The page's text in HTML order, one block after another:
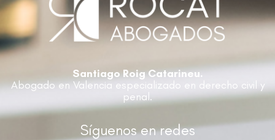
Santiago Roig Catarineu.
Abogado en Valencia especializado en derecho civil y
penal.
Síguenos en redes